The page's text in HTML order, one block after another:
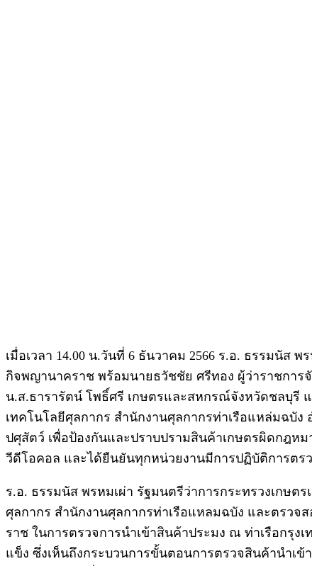
เมื่อเวลา 14.00 น.วันที่ 6 ธันวาคม 2566 ร.อ. ธรรมนั
กิจพญานาคราช พร้อมนายธวัชชัย ศรีทอง ผู้ว่าราชการ
น.ส.ธารารัตน์ โพธิ์ศรี เกษตรและสหกรณ์จังหวัดชลบุรี
เทคโนโลยีศุลกากร สำนักงานศุลกากรท่าเรือแหล่มฉบั
ปศุสัตว์ เพื่อป้องกันและปราบปรามสินค้าเกษตรผิดกฎห
วีดีโอคอล และได้ยืนยันทุกหน่วยงานมีการปฏิบัติการตร
ร.อ. ธรรมนัส พรหมเผ่า รัฐมนตรีว่าการกระทรวงเกษ
ศุลกากร สำนักงานศุลกากรท่าเรือแหลมฉบัง และตรวจ
ราช ในการตรวจการนำเข้าสินค้าประมง ณ ท่าเรือกรุง
แข็ง ซึ่งเห็นถึงกระบวนการขั้นตอนการตรวจสินค้านำเ